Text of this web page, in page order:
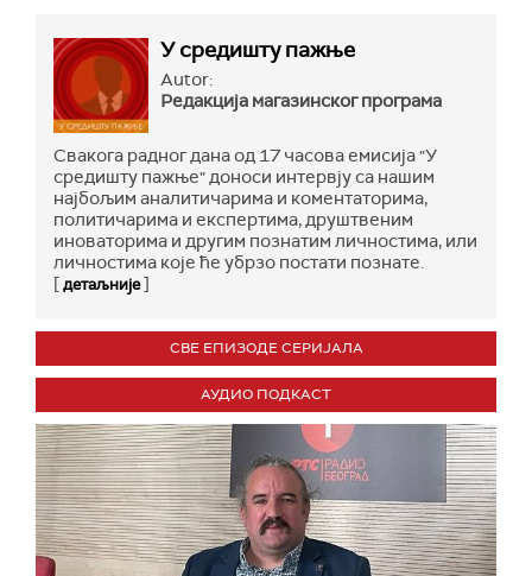
У средишту пажње
Autor:
Редакција магазинског програма
Свакога радног дана од 17 часова емисија "У
средишту пажње" доноси интервју са нашим
најбољим аналитичарима и коментаторима,
политичарима и експертима, друштвеним
иноваторима и другим познатим личностима, или
личностима које ће убрзо постати познате.
[детаљније]
СВЕ ЕПИЗОДЕ СЕРИЈАЛА
АУДИО ПОДКАСТ